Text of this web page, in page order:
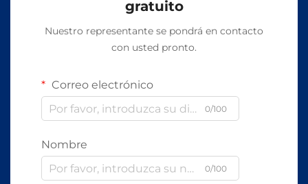
gratuito
Nuestro representante se pondrá en contacto
con usted pronto.
Correo electrónico
0/100
Nombre
0/100